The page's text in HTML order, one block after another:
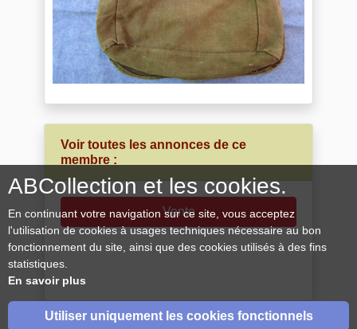
Voir toutes les annonces de ce
membre :
Vente
ABCollection et les cookies.
En continuant votre navigation sur ce site, vous acceptez
l'utilisation de cookies à usages techniques nécessaire au bon
fonctionnement du site, ainsi que des cookies utilisés à des fins
statistiques.
En savoir plus
Utiliser uniquement les cookies fonctionnels